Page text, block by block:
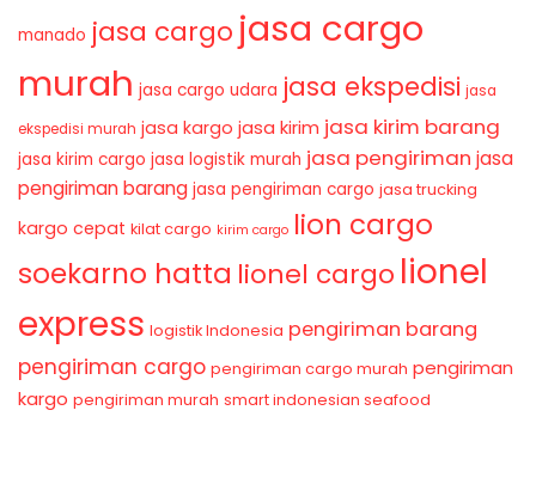
manado jasa cargo jasa cargo
murah jasa cargo udara jasa ekspedisi jasa
ekspedisi murah jasa kargo jasa kirim jasa kirim barang
jasa kirim cargo jasa logistik murah jasa pengiriman jasa
pengiriman barang jasa pengiriman cargo jasa trucking
kargo cepat kilat cargo kirim cargo lion cargo
soekarno hatta lionel cargo lionel
express logistik Indonesia pengiriman barang
pengiriman cargo pengiriman cargo murah pengiriman
kargo pengiriman murah smart indonesian seafood